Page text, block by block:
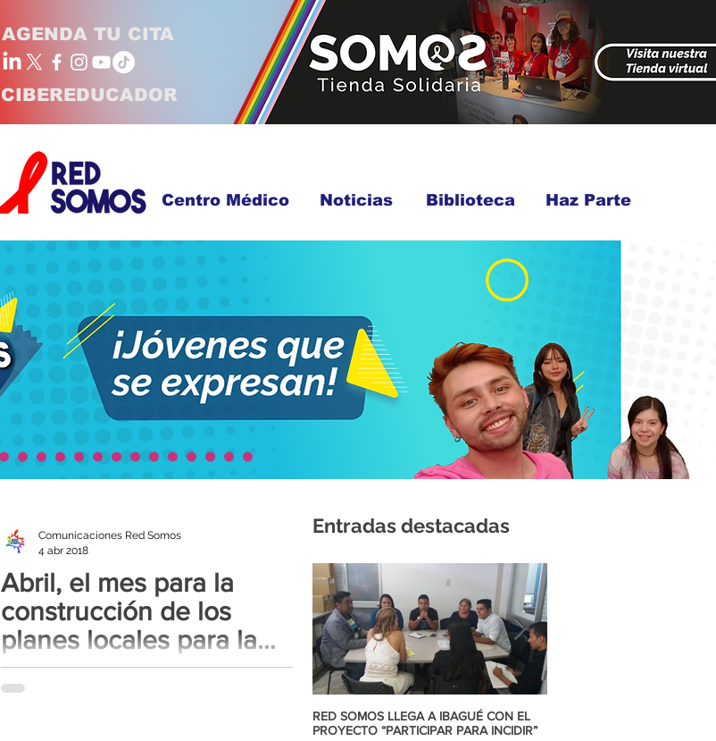
AGENDA TU CITA
CIBEREDUCADOR
Centro Médico Noticias Biblioteca Haz Parte
Abril, el mes para la
construcción de los
planes locales para la
sostenibilidad de la
respuesta en V
frente el VIH-Sida en Colombia, desde la
Comunicaciones Red Somos
4 abr 2018
Entradas destacadas
RED SOMOS LLEGA A IBAGUÉ CON EL
PROYECTO “PARTICIPAR PARA INCIDIR”